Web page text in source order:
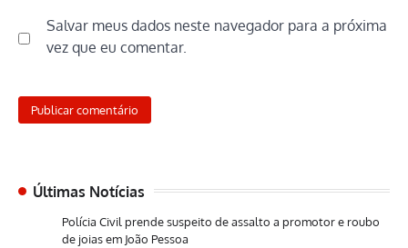
Salvar meus dados neste navegador para a próxima
vez que eu comentar.
Últimas Notícias
Polícia Civil prende suspeito de assalto a promotor e roubo
de joias em João Pessoa